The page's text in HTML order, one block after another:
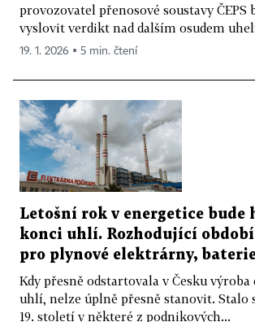
provozovatel přenosové soustavy ČEPS
vyslovit verdikt nad dalším osudem
19. 1. 2026 ▪ 5 min. čtení
Letošní rok v energetice bude
konci uhlí. Rozhodující
pro plynové elektrárny,
Kdy přesně odstartovala v Česku
uhlí, nelze úplně přesně stanovit. Stalo
19. století v některé z podnikových...